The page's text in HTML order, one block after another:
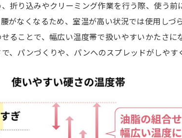
折り込みやクリーミング作業を行う際、使う
がなくなるため、室温が高い状況では使用しづ
ることで、幅広い温度帯で扱いやすいかたさに
、パンづくりや、パンへのスプレッドがしやす